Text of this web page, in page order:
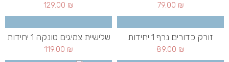
79.00 ₪
129.00 ₪
זורק כדורים נרף 1 יחידות
89.00 ₪
שלישיית צמיגים טונקה 1 יחידות
119.00 ₪